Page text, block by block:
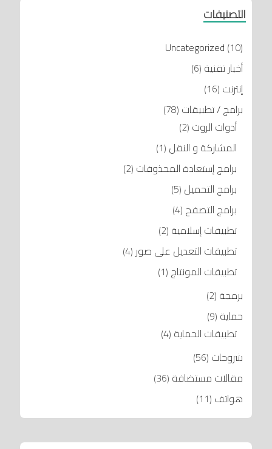
التصنيفات
Uncategorized (10)
أخبار تقنية (6)
إنترنت (16)
برامج / تطبيقات (78)
أدوات الروت (2)
المشاركة و النقل (1)
برامج إستعادة المحذوفات (2)
برامج التحميل (5)
برامج التصفح (4)
تطبيقات إسلامية (2)
تطبيقات التعديل على صور (4)
تطبيقات المونتاج (1)
برمجة (2)
حماية (9)
تطبيقات الحماية (4)
شروحات (56)
مقالات مستضافة (36)
هواتف (11)